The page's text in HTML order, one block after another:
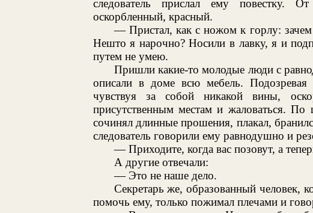
следователь прислал ему повестку.
оскорбленный, красный.
— Пристал, как с ножом к горлу:
Нешто я нарочно? Носили в лавку, я и
путем не умею.
Пришли какие-то молодые люди с
описали в доме всю мебель.
чувствуя за собой никакой вины,
присутственным местам и жаловаться.
сочинял длинные прошения, плакал,
следователь говорили ему равнодушно и
— Приходите, когда вас позовут, а
А другие отвечали:
— Это не наше дело.
Секретарь же, образованный человек,
помочь ему, только пожимал плечами и